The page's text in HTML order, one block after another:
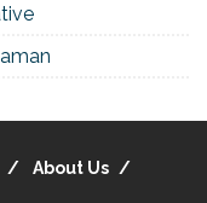
About Us